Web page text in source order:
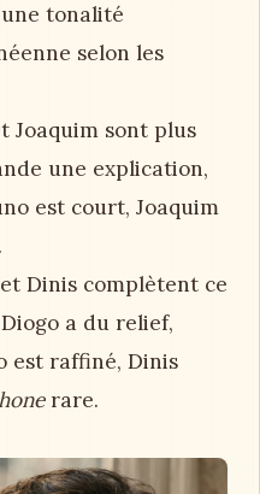
tonalité
selon les
Joaquim sont plus
une explication,
est court, Joaquim
Dinis complètent ce
a du relief,
est raffiné, Dinis
rare.